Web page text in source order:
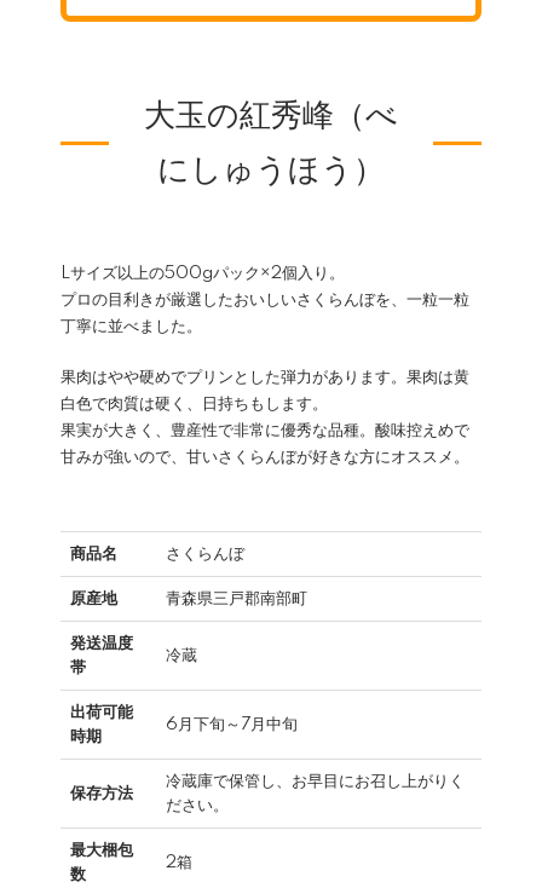
大玉の紅秀峰（べ
にしゅうほう）
Lサイズ以上の500gパック×2個入り。
プロの目利きが厳選したおいしいさくらんぼを、一粒一粒
丁寧に並べました。
果肉はやや硬めでプリンとした弾力があります。果肉は黄
白色で肉質は硬く、日持ちもします。
果実が大きく、豊産性で非常に優秀な品種。酸味控えめで
甘みが強いので、甘いさくらんぼが好きな方にオススメ。
商品名 さくらんぼ
原産地 青森県三戸郡南部町
発送温度
帯
冷蔵
出荷可能
時期
6月下旬～7月中旬
保存方法
冷蔵庫で保管し、お早目にお召し上がりく
ださい。
最大梱包
数
2箱